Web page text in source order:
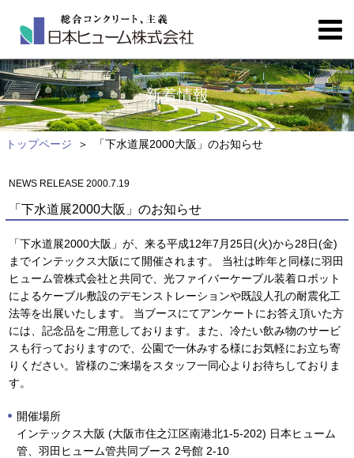
新着情報
トップページ 「下水道展2000大阪」のお知らせ
NEWS RELEASE 2000.7.19
「下水道展2000大阪」のお知らせ
「下水道展2000大阪」が、来る平成12年7月25日(火)から28日(金)
までインテックス大阪にて開催されます。 当社は昨年と同様に羽田
ヒューム管株式会社と共同で、光ファイバーケーブル装着ロボット
によるケーブル敷設のデモンストレーションや既設人孔の耐震化工
法等を出展いたします。 当ブースにてアンケートにお答え頂いた方
には、記念品をご用意しております。また、冷たい飲み物のサービ
スも行っておりますので、公園で一休みする様にお気軽にお立ち寄
りください。皆様のご来場をスタッフ一同心よりお待ちしておりま
す。
開催場所
インテックス大阪 (大阪市住之江区南港北1-5-202) 日本ヒューム
管、羽田ヒューム管共同ブース 2号館 2-10